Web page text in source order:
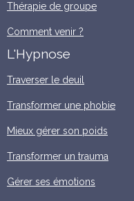
Thérapie de groupe
Comment venir ?
L'Hypnose
Traverser le deuil
Transformer une phobie
Mieux gérer son poids
Transformer un trauma
Gérer ses émotions